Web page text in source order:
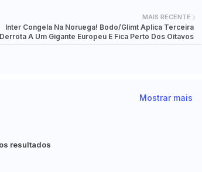
MAIS RECENTE
Inter Congela Na Noruega! Bodo/Glimt Aplica Terceira
Derrota A Um Gigante Europeu E Fica Perto Dos Oitavos
Mostrar mais
resultados